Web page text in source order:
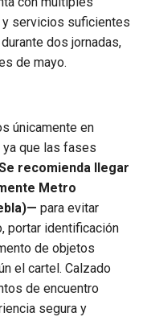
servicios suficientes
dos jornadas,
de mayo.
únicamente en
que las fases
recomienda llegar
Metro
para evitar
portar identificación
de objetos
el cartel. Calzado
de encuentro
segura y